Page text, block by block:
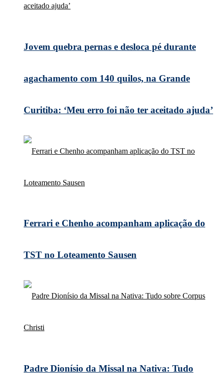
Jovem quebra pernas e desloca pé durante
agachamento com 140 quilos, na Grande
Curitiba: ‘Meu erro foi não ter aceitado ajuda’
Ferrari e Chenho acompanham aplicação do
TST no Loteamento Sausen
Padre Dionísio da Missal na Nativa: Tudo